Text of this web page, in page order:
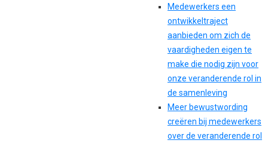
Medewerkers een
ontwikkeltraject
aanbieden om zich de
vaardigheden eigen te
make die nodig zijn voor
onze veranderende rol in
de samenleving
Meer bewustwording
creëren bij medewerkers
over de veranderende rol